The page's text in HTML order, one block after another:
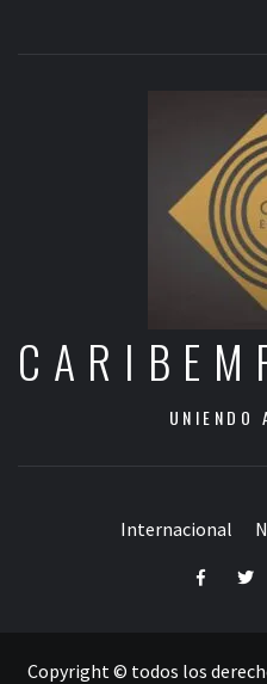
UNIENDO
Internacional
Facebook
Copyright © todos los